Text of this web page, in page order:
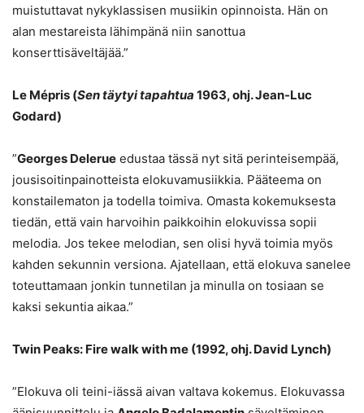
muistuttavat nykyklassisen musiikin opinnoista. Hän on
alan mestareista lähimpänä niin sanottua
konserttisäveltäjää.”
Le Mépris (Sen täytyi tapahtua 1963, ohj. Jean-Luc
Godard)
”Georges Delerue edustaa tässä nyt sitä perinteisempää,
jousisoitinpainotteista elokuvamusiikkia. Pääteema on
konstailematon ja todella toimiva. Omasta kokemuksesta
tiedän, että vain harvoihin paikkoihin elokuvissa sopii
melodia. Jos tekee melodian, sen olisi hyvä toimia myös
kahden sekunnin versiona. Ajatellaan, että elokuva sanelee
toteuttamaan jonkin tunnetilan ja minulla on tosiaan se
kaksi sekuntia aikaa.”
Twin Peaks: Fire walk with me (1992, ohj. David Lynch)
”Elokuva oli teini-iässä aivan valtava kokemus. Elokuvassa